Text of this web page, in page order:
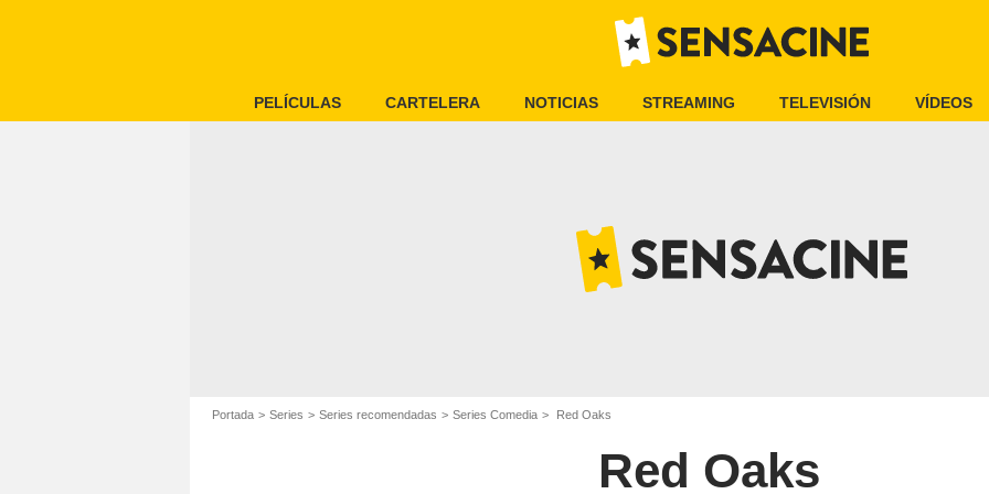
PELÍCULAS CARTELERA NOTICIAS STREAMING TELEVISIÓN VÍDEOS
Portada Series Series recomendadas Series Comedia Red Oaks
Red Oaks